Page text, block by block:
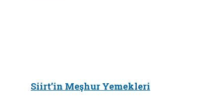
Siirt’in Meşhur Yemekleri